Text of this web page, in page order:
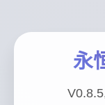
永